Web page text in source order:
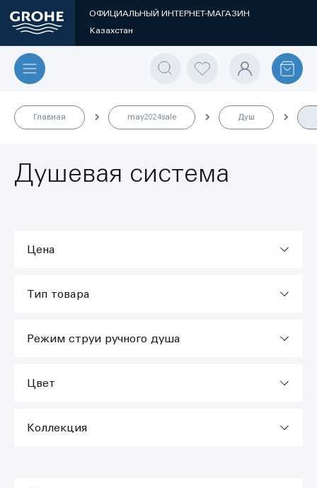
ОФИЦИАЛЬНЫЙ ИНТЕРНЕТ-МАГАЗИН
Казахстан
Главная may2024sale Душ
Душевая система
Цена
Тип товара
Режим струи ручного душа
Цвет
Коллекция